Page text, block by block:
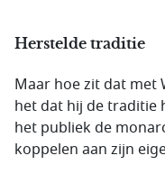
Herstelde traditie
Maar hoe zit dat met
het dat hij de traditie
het publiek de
koppelen aan zijn